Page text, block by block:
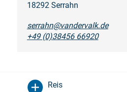
18292 Serrahn
serrahn@vandervalk.de
+49 (0)38456 66920
Reis